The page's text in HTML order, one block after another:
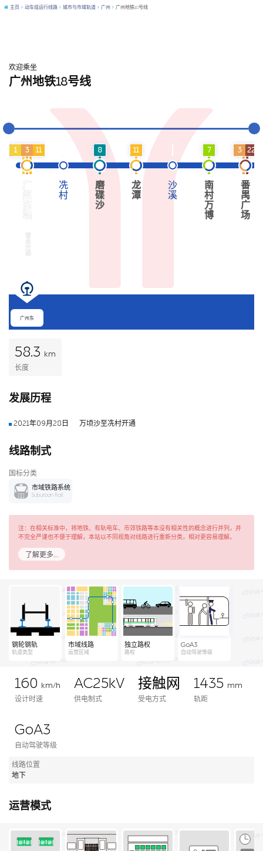
主页 动车组运行线路 城市与市域轨道 广州 广州地铁18号线
欢迎乘坐
广州地铁18号线
1 3 11
州
东
站
广州东
冼
村
8
磨
碟
沙
11
龙
潭
沙
溪
7
南
村
万
博
3 22
番
禺
广
场
58.3
km
长度
发展历程
2021年09月28日 万顷沙至冼村开通
线路制式
国标分类
市域铁路系统
Suburban Rail
注：在相关标准中，将地铁、有轨电车、市郊铁路等本没有相关性的概念进行并列，并
不完全严谨也不便于理解，本站以不同视角对线路进行重新分类，相对更容易理解。
了解更多…
钢轮钢轨
轨道类型
市域线路
运营区域
独立路权
路权
GoA3
自动驾驶等级
160
km/h
设计时速
AC25kV
供电制式
接触网
受电方式
1435 mm
轨距
GoA3
自动驾驶等级
线路位置
地下
运营模式